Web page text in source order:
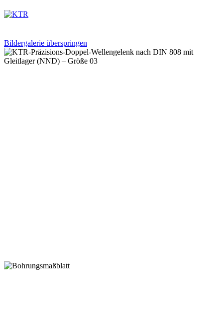
Bildergalerie überspringen